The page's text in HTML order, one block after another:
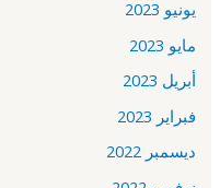
يونيو 2023
مايو 2023
أبريل 2023
فبراير 2023
ديسمبر 2022